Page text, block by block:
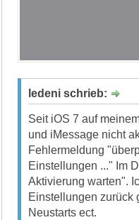
ledeni schrieb:
Seit iOS 7 auf
und iMessage nicht
Fehlermeldung
Einstellungen ..." Im
Aktivierung warten".
Einstellungen zurück
Neustarts ect.